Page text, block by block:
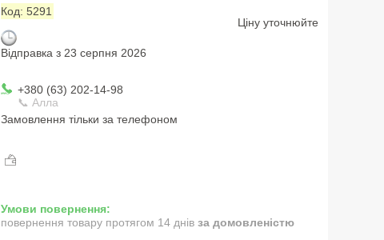
Код: 5291
Відправка з 23 серпня 2026
Ціну уточнюйте
+380 (63) 202-14-98
📞 Алла
Замовлення тільки за телефоном
повернення товару протягом 14 днів за домовленістю